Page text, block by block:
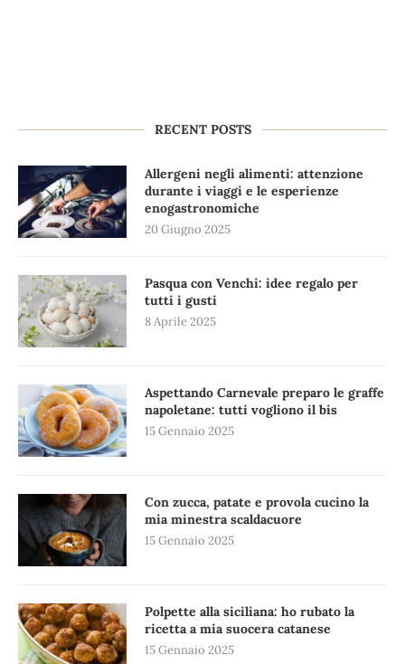
RECENT POSTS
Allergeni negli alimenti: attenzione
durante i viaggi e le esperienze
enogastronomiche
20 Giugno 2025
Pasqua con Venchi: idee regalo per
tutti i gusti
8 Aprile 2025
Aspettando Carnevale preparo le graffe
napoletane: tutti vogliono il bis
15 Gennaio 2025
Con zucca, patate e provola cucino la
mia minestra scaldacuore
15 Gennaio 2025
Polpette alla siciliana: ho rubato la
ricetta a mia suocera catanese
15 Gennaio 2025